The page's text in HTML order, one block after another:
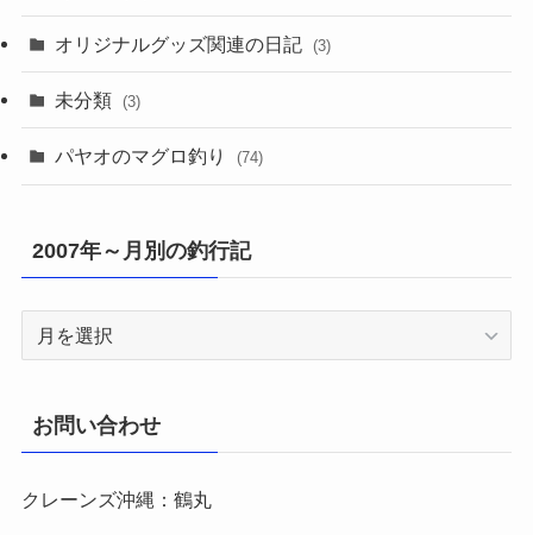
オリジナルグッズ関連の日記 (3)
未分類 (3)
パヤオのマグロ釣り (74)
2007年～月別の釣行記
2007
月
別
釣
お問い合わせ
クレーンズ沖縄：鶴丸